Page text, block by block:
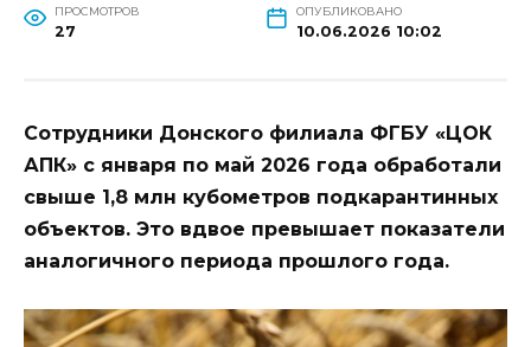
ПРОСМОТРОВ
27
ОПУБЛИКОВАНО
10.06.2026 10:02
Сотрудники Донского филиала ФГБУ «ЦОК
АПК» с января по май 2026 года обработали
свыше 1,8 млн кубометров подкарантинных
объектов. Это вдвое превышает показатели
аналогичного периода прошлого года.